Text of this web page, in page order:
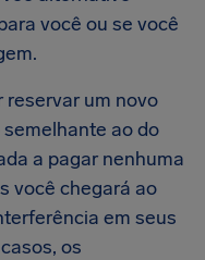
você ou se você
reservar um novo
ao do
a pagar nenhuma
você chegará ao
em seus
os